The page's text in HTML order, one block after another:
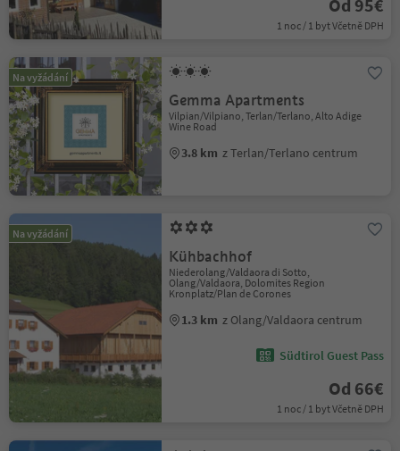
Od 95€
1 noc / 1 byt Včetně DPH
Na vyžádání
Gemma Apartments
Vilpian/Vilpiano, Terlan/Terlano, Alto Adige
Wine Road
3.8 km z Terlan/Terlano centrum
Na vyžádání
Kühbachhof
Niederolang/Valdaora di Sotto,
Olang/Valdaora, Dolomites Region
Kronplatz/Plan de Corones
1.3 km z Olang/Valdaora centrum
Südtirol Guest Pass
Od 66€
1 noc / 1 byt Včetně DPH